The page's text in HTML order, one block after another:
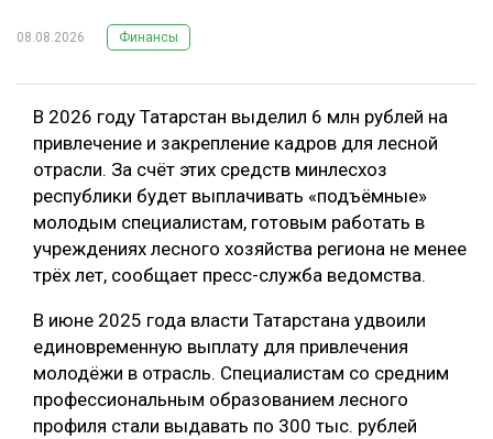
08.08.2026 Финансы
В 2026 году Татарстан выделил 6 млн рублей на
привлечение и закрепление кадров для лесной
отрасли. За счёт этих средств минлесхоз
республики будет выплачивать «подъёмные»
молодым специалистам, готовым работать в
учреждениях лесного хозяйства региона не менее
трёх лет, сообщает пресс-служба ведомства.
В июне 2025 года власти Татарстана удвоили
единовременную выплату для привлечения
молодёжи в отрасль. Специалистам со средним
профессиональным образованием лесного
профиля стали выдавать по 300 тыс. рублей